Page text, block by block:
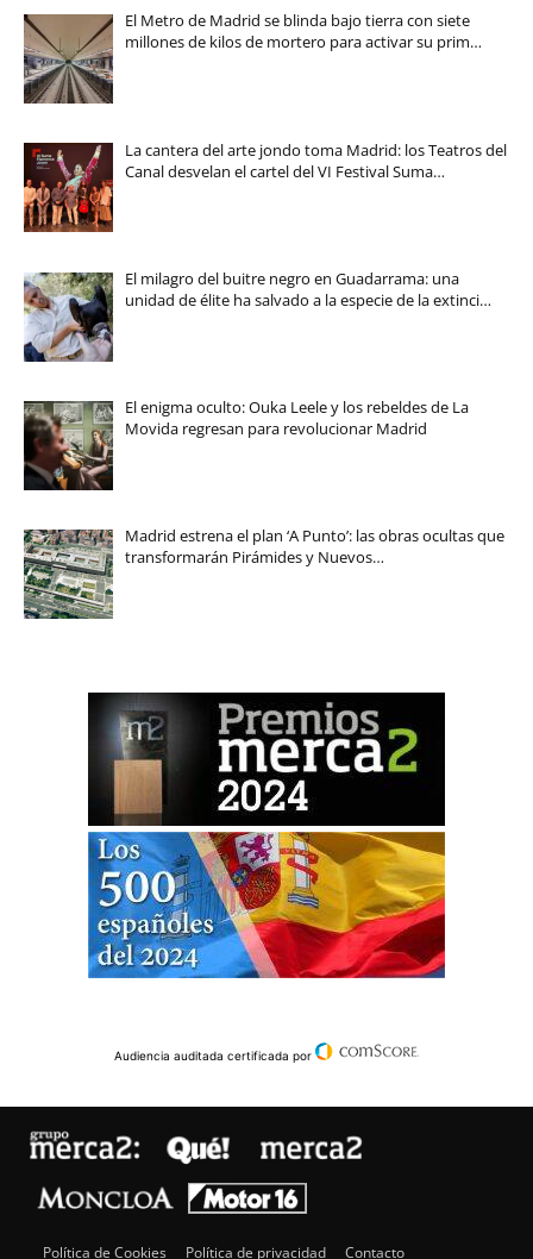
El Metro de Madrid se blinda bajo tierra con siete
millones de kilos de mortero para activar su prim…
La cantera del arte jondo toma Madrid: los Teatros del
Canal desvelan el cartel del VI Festival Suma…
El milagro del buitre negro en Guadarrama: una
unidad de élite ha salvado a la especie de la extinci…
El enigma oculto: Ouka Leele y los rebeldes de La
Movida regresan para revolucionar Madrid
Madrid estrena el plan ‘A Punto’: las obras ocultas que
transformarán Pirámides y Nuevos…
Audiencia auditada certificada por
Política de Cookies Política de privacidad Contacto